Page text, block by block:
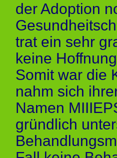
der Adoption
trat ein sehr
keine
Somit war die
nahm sich
Namen
gründlich